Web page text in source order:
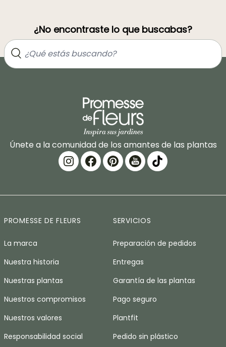
¿No encontraste lo que buscabas?
Únete a la comunidad de los amantes de las plantas
PROMESSE DE FLEURS
La marca
Nuestra historia
Nuestras plantas
Nuestros compromisos
Nuestros valores
Responsabilidad social
SERVICIOS
Preparación de pedidos
Entregas
Garantía de las plantas
Pago seguro
Plantfit
Pedido sin plástico